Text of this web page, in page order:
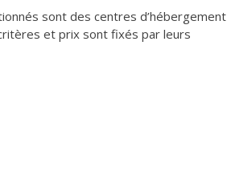
sont des centres d’hébergement
et prix sont fixés par leurs